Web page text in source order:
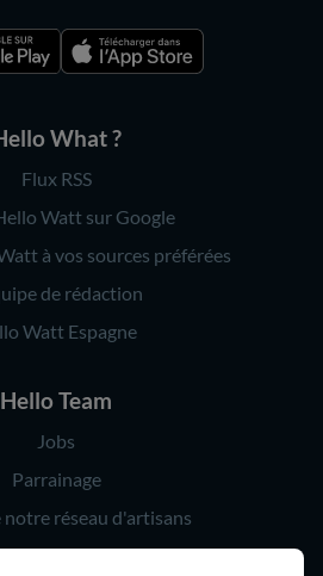
What ?
Flux RSS
Watt sur Google
à vos sources préférées
de rédaction
Watt Espagne
Hello Team
Jobs
Parrainage
notre réseau d'artisans